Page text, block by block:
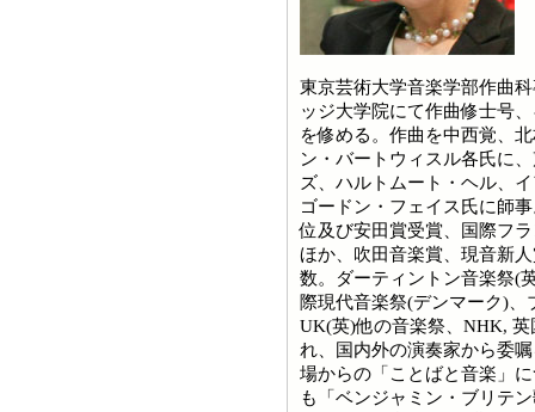
東京芸術大学音楽学部作曲
ッジ大学院にて作曲修士号
を修める。作曲を中西覚、
ン・バートウィスル各氏に
ズ、ハルトムート・ヘル、
ゴードン・フェイス氏に師
位及び安田賞受賞、国際フ
ほか、吹田音楽賞、現音新
数。ダーティントン音楽祭(
際現代音楽祭(デンマーク)、
UK(英)他の音楽祭、NHK,
れ、国内外の演奏家から委
場からの「ことばと音楽」
も「ベンジャミン・ブリテ